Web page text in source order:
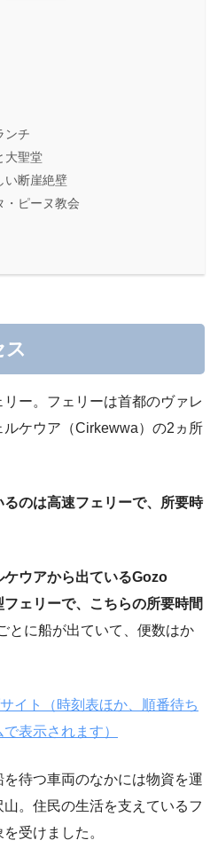
ンチ
大聖堂
い断崖絶壁
ピーヌ教会
ス
ー。フェリーは首都のヴァレ
ルケウア（Cirkewwa）の2ヵ所
のは高速フェリーで、所要時
ケウアから出ているGozo
ェリーで、こちらの所要時間
とに船が出ていて、便数はか
イト（時刻表ほか、順番待ち
表示されます）
待つ車両のなかには物資を運
。住民の生活を支えているフ
受けました。